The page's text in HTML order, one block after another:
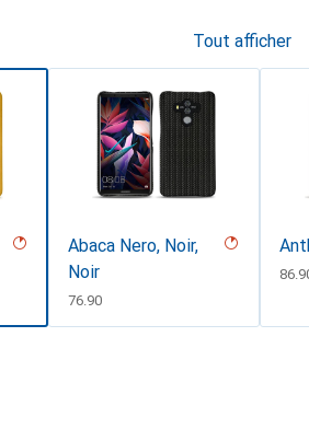
Tout afficher
Abaca Nero, Noir,
Noir
CHF
76.90
CHF